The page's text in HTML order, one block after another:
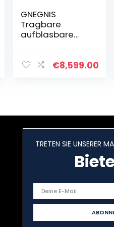
GNEGNIS
Tragbare
aufblasbare
Badewannen-
BADEKURORT
groß – 29,5 Zoll-
€8,599.00
TRETEN SIE UNSERER